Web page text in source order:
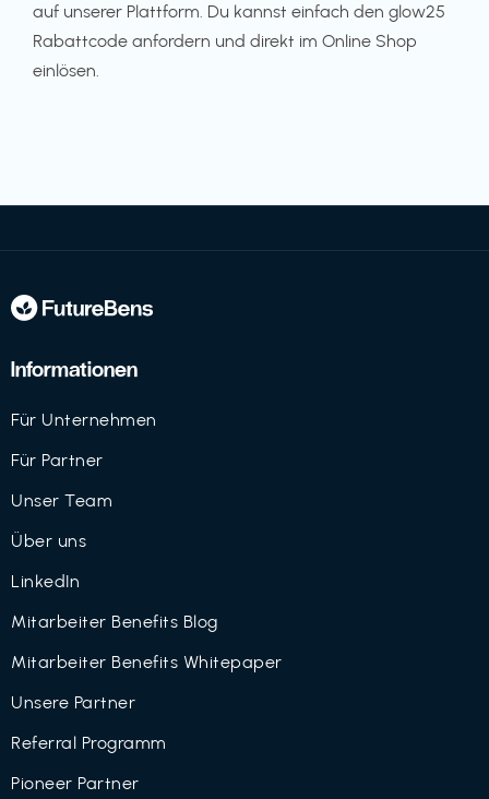
auf unserer Plattform. Du kannst einfach den glow25
Rabattcode anfordern und direkt im Online Shop
einlösen.
Informationen
Für Unternehmen
Für Partner
Unser Team
Über uns
LinkedIn
Mitarbeiter Benefits Blog
Mitarbeiter Benefits Whitepaper
Unsere Partner
Referral Programm
Pioneer Partner